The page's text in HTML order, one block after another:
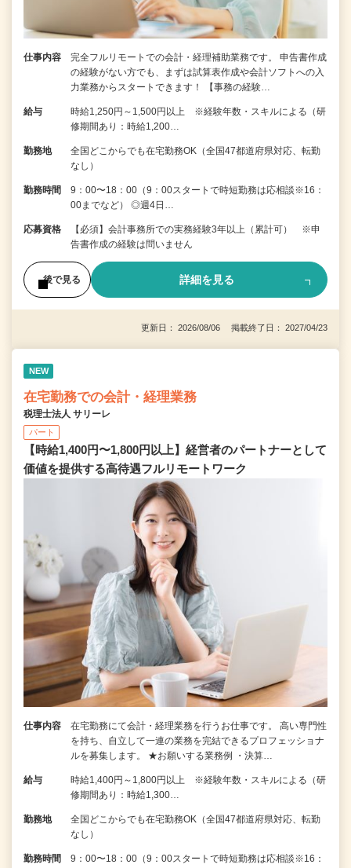
仕事内容
完全フルリモートでの会計・経理補助業務です。 申告書作成
の経験がない⽅でも、まずは試算表作成や会計ソフトへの⼊
⼒業務からスタートできます！ 【事務の経験…
給与
時給1,250円～1,500円以上 ※経験年数・スキルによる（研
修期間あり：時給1,200…
勤務地
全国どこからでも在宅勤務OK（全国47都道府県対応、転勤
なし）
勤務時間
9：00〜18：00（9：00スタートで時短勤務は応相談※16：
00までなど） ◎週4日…
応募資格
【必須】会計事務所での実務経験3年以上（累計可） ※申
告書作成の経験は問いません
後で見る 詳細を見る
更新日： 2026/08/06 掲載終了日： 2027/04/23
NEW
在宅勤務での会計・経理業務
税理士法人 サリーレ
パート
【時給1,400円〜1,800円以上】経営者のパートナーとして
価値を提供する⾼待遇フルリモートワーク
仕事内容
在宅勤務にて会計・経理業務を行うお仕事です。 高い専門性
を持ち、自立して一連の業務を完結できるプロフェッショナ
ルを募集します。 ★お願いする業務例 ・決算…
給与
時給1,400円～1,800円以上 ※経験年数・スキルによる（研
修期間あり：時給1,300…
勤務地
全国どこからでも在宅勤務OK（全国47都道府県対応、転勤
なし）
勤務時間
9：00〜18：00（9：00スタートで時短勤務は応相談※16：